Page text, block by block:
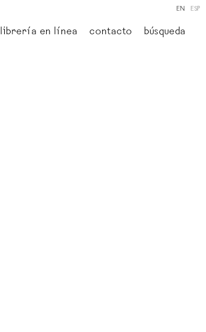
librería en línea contacto búsqueda
EN ESP